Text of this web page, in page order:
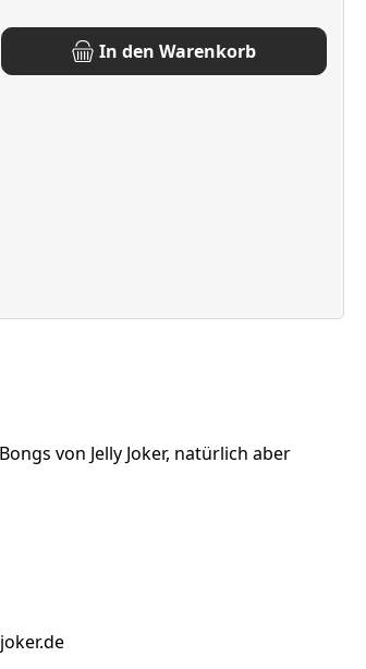
Wert ein oder benutze die Schaltflächen
In den Warenkorb
von Jelly Joker, natürlich aber